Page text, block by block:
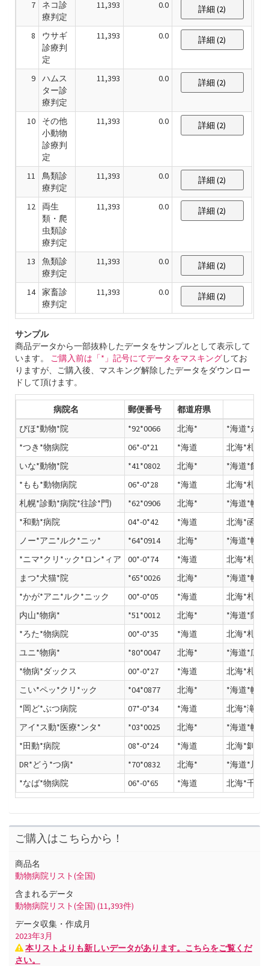
7
ネコ診
療判定
11,393 0.0 詳細 (2)
8
ウサギ
診療判
定
11,393 0.0 詳細 (2)
9
ハムス
ター診
療判定
11,393 0.0 詳細 (2)
10
その他
小動物
診療判
定
11,393 0.0 詳細 (2)
11
鳥類診
療判定
11,393 0.0 詳細 (2)
12
両生
類・爬
虫類診
療判定
11,393 0.0 詳細 (2)
13
魚類診
療判定
11,393 0.0 詳細 (2)
14
家畜診
療判定
11,393 0.0 詳細 (2)
サンプル
商品データから一部抜粋したデータをサンプルとして表示して
います。 ご購入前は「*」記号にてデータをマスキングしてお
りますが、ご購入後、マスキング解除したデータをダウンロー
ドして頂けます。
病院名 郵便番号
都道府県
びほ*動物*院
*92*0066 北海*
*海道*走
*つき*物病院
06*-0*21 *海道
北海*札幌
いな*動物*院
*41*0802 北海*
*海道*館
*もも*動物病院
06*-0*28 *海道
北海*札幌
札幌*診動*病院*往診*門)
*62*0906 北海*
*海道*幌
*和動*病院
04*-0*42 *海道
北海*函館
ノー*アニ*ルク*ニッ*
*64*0914 北海*
*海道*幌
*ニマ*クリ*ック*ロン*ィア
00*-0*74 *海道
北海*札幌
まつ*犬猫*院
*65*0026 北海*
*海道*幌
*かが*アニ*ルク*ニック
00*-0*05 *海道
北海*札幌
内山*物病*
*51*0012 北海*
*海道*蘭
*ろた*物病院
00*-0*35 *海道
北海*札幌
ユニ*物病*
*80*0047 北海*
*海道*広
*物病*ダックス
00*-0*27 *海道
北海*札幌
こい*ペッ*クリ*ック
*04*0877 北海*
*海道*幌
*岡ど*ぶつ病院
07*-0*34 *海道
北海*滝川
アイ*ス動*医療*ンタ*
*03*0025 北海*
*海道*幌
*田動*病院
08*-0*24 *海道
北海*釧路
DR*どう*つ病*
*70*0832 北海*
*海道*川
*なば*物病院
06*-0*65 *海道 北海*千歳
ご購入はこちらから！
商品名
動物病院リスト(全国)
含まれるデータ
動物病院リスト(全国) (11,393件)
データ収集・作成月
2023年3月
本リストよりも新しいデータがあります。こちらをご覧くだ
さい。